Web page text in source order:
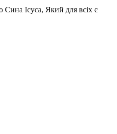
Сина Ісуса, Який для всіх є